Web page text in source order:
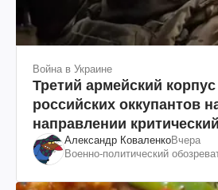
Война в Украине
Третий армейский
российских оккупантов
направлении
как это удалось
Александр КоваленкоВчера
Военно-политический